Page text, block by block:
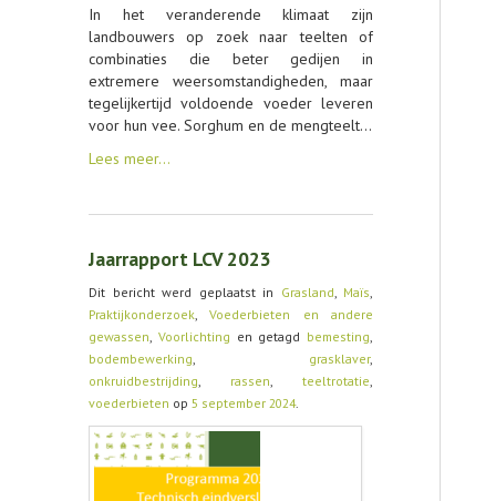
In het veranderende klimaat zijn
landbouwers op zoek naar teelten of
combinaties die beter gedijen in
extremere weersomstandigheden, maar
tegelijkertijd voldoende voeder leveren
voor hun vee. Sorghum en de mengteelt…
Lees meer…
Jaarrapport LCV 2023
Dit bericht werd geplaatst in Grasland, Maïs,
Praktijkonderzoek,Voederbieten en andere
gewassen, Voorlichting en getagd bemesting,
bodembewerking, grasklaver,
onkruidbestrijding, rassen, teeltrotatie,
voederbieten op 5 september 2024.